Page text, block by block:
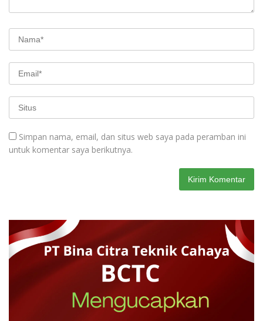
Simpan nama, email, dan situs web saya pada peramban ini
untuk komentar saya berikutnya.